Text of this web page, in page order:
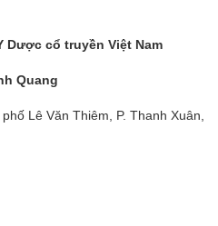
Dược cổ truyền Việt Nam
Quang
Lê Văn Thiêm, P. Thanh Xuân,